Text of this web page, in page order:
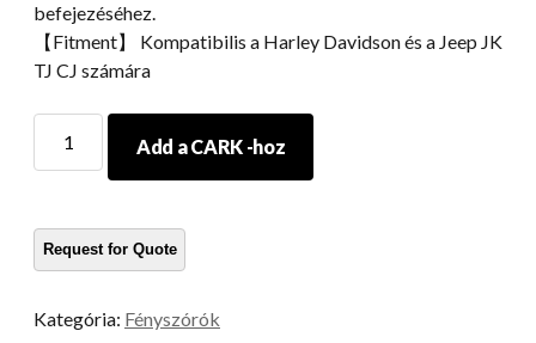
befejezéséhez.
【Fitment】 Kompatibilis a Harley Davidson és a Jeep JK
TJ CJ számára
fényszórók
fényszórók
07-
Jeep
Add a CARK -hoz
Kategória: Fényszórók